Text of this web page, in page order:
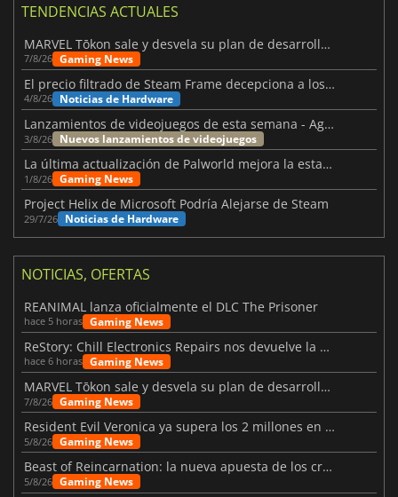
TENDENCIAS ACTUALES
MARVEL Tōkon sale y desvela su plan de desarrollo para el primer año
7/8/26 Gaming News
El precio filtrado de Steam Frame decepciona a los usuarios
4/8/26 Noticias de Hardware
Lanzamientos de videojuegos de esta semana - Agosto de 2026 (semana 32)
3/8/26 Nuevos lanzamientos de videojuegos
La última actualización de Palworld mejora la estabilidad
1/8/26 Gaming News
Project Helix de Microsoft Podría Alejarse de Steam
29/7/26 Noticias de Hardware
NOTICIAS, OFERTAS
REANIMAL lanza oficialmente el DLC The Prisoner
hace 5 horas Gaming News
ReStory: Chill Electronics Repairs nos devuelve la nostalgia de los 2000
hace 6 horas Gaming News
MARVEL Tōkon sale y desvela su plan de desarrollo para el primer año
7/8/26 Gaming News
Resident Evil Veronica ya supera los 2 millones en listas de deseados
5/8/26 Gaming News
Beast of Reincarnation: la nueva apuesta de los creadores de Pokémon
5/8/26 Gaming News